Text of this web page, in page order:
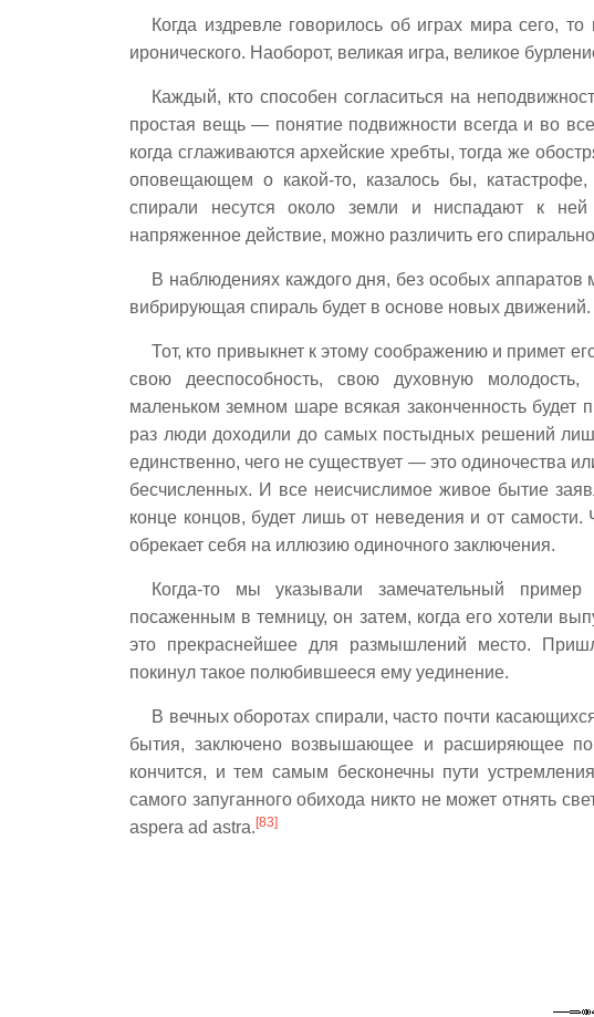
Когда издревле говорилось об играх мира сего,
иронического. Наоборот, великая игра, великое
Каждый, кто способен согласиться на
простая вещь — понятие подвижности всегда и во
когда сглаживаются архейские хребты, тогда же
оповещающем о какой-то, казалось бы,
спирали несутся около земли и ниспадают к
напряженное действие, можно различить его
В наблюдениях каждого дня, без особых аппаратов
вибрирующая спираль будет в основе новых движений.
Тот, кто привыкнет к этому соображению и примет
свою дееспособность, свою духовную
маленьком земном шаре всякая законченность будет
раз люди доходили до самых постыдных решений
единственно, чего не существует — это одиночества
бесчисленных. И все неисчислимое живое бытие
конце концов, будет лишь от неведения и от
обрекает себя на иллюзию одиночного заключения.
Когда-то мы указывали замечательный пример
посаженным в темницу, он затем, когда его хотели
это прекраснейшее для размышлений место.
покинул такое полюбившееся ему уединение.
В вечных оборотах спирали, часто почти
бытия, заключено возвышающее и расширяющее
кончится, и тем самым бесконечны пути
самого запуганного обихода никто не может отнять
aspera ad astra. [83]